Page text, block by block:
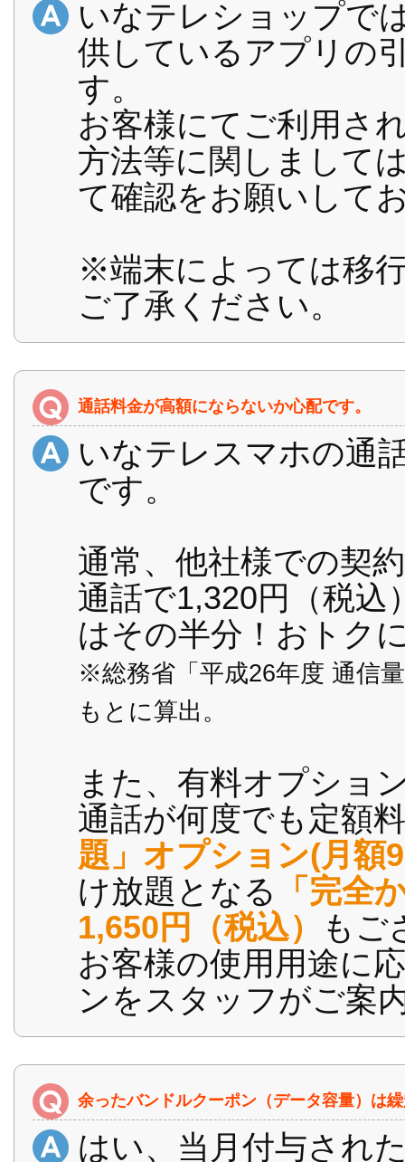
いなテレショップで
供しているアプリの
す。
お客様にてご利用さ
方法等に関しまして
て確認をお願いして
※端末によっては移
ご了承ください。
通話料金が高額にならないか心配です。
いなテレスマホの通
です。
通常、他社様での契
通話で1,320円（税
はその半分！おトク
※総務省「平成26年度 通信
もとに算出。
また、有料オプショ
通話が何度でも定額
題」オプション(月額
け放題となる
「完全
1,650円（税込）
もご
お客様の使用用途に
ンをスタッフがご案
余ったバンドルクーポン（データ容量）は
はい、当月付与され